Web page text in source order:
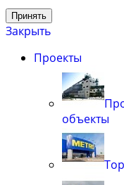
Принять
Закрыть
Проекты
объекты